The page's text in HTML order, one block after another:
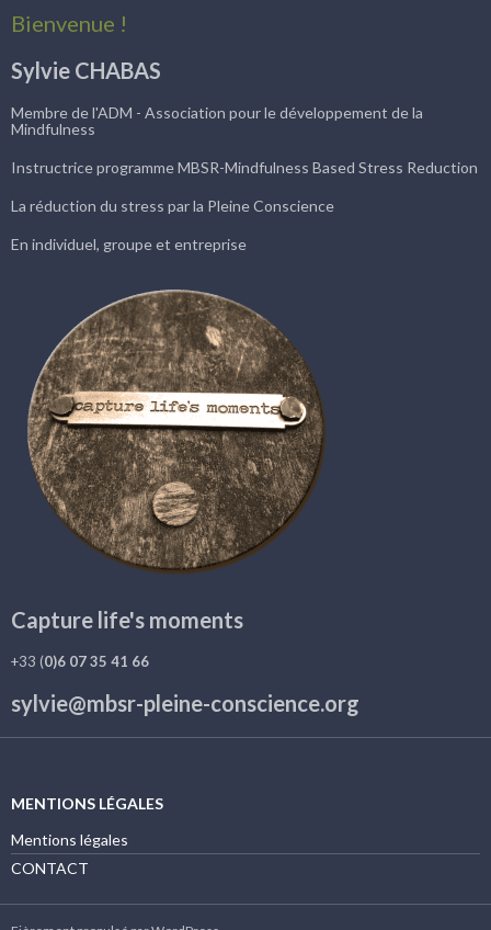
Bienvenue !
Sylvie CHABAS
Membre de l'ADM - Association pour le développement de la
Mindfulness
Instructrice programme MBSR-Mindfulness Based Stress Reduction
La réduction du stress par la Pleine Conscience
En individuel, groupe et entreprise
Capture life's moments
+33 (0)6 07 35 41 66
sylvie@mbsr-pleine-conscience.org
MENTIONS LÉGALES
Mentions légales
CONTACT